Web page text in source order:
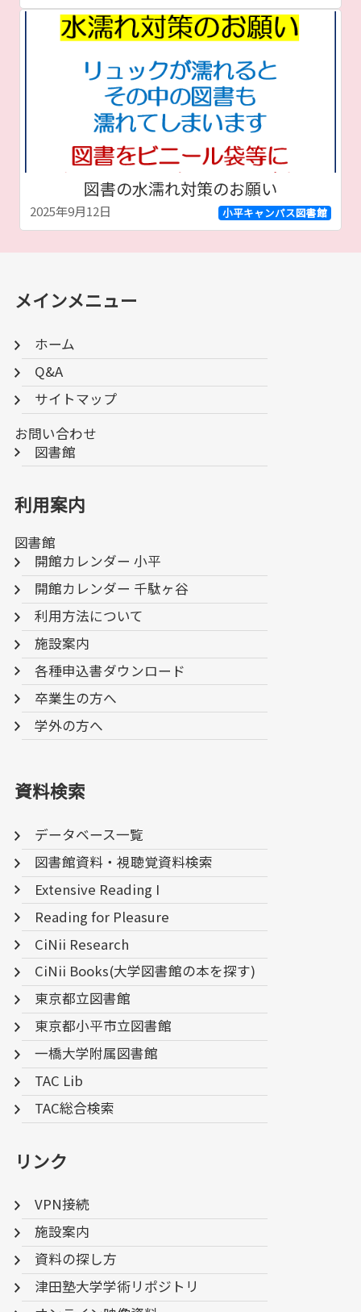
図書の水濡れ対策のお願い
2025年9月12日 小平キャンパス図書館
メインメニュー
ホーム
Q&A
サイトマップ
お問い合わせ
図書館
利用案内
図書館
開館カレンダー 小平
開館カレンダー 千駄ヶ谷
利用方法について
施設案内
各種申込書ダウンロード
卒業生の方へ
学外の方へ
資料検索
データベース一覧
図書館資料・視聴覚資料検索
Extensive Reading I
Reading for Pleasure
CiNii Research
CiNii Books(大学図書館の本を探す)
東京都立図書館
東京都小平市立図書館
一橋大学附属図書館
TAC Lib
TAC総合検索
リンク
VPN接続
施設案内
資料の探し方
津田塾大学学術リポジトリ